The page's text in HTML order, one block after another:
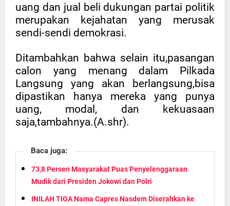
uang dan jual beli dukungan partai politik
merupakan kejahatan yang merusak
sendi-sendi demokrasi.
Ditambahkan bahwa selain itu,pasangan
calon yang menang dalam Pilkada
Langsung yang akan berlangsung,bisa
dipastikan hanya mereka yang punya
uang, modal, dan kekuasaan
saja,tambahnya.(A.shr).
Baca juga:
73,8 Persen Masyarakat Puas Penyelenggaraan
Mudik dari Presiden Jokowi dan Polri
INILAH TIGA Nama Capres Nasdem Diserahkan ke